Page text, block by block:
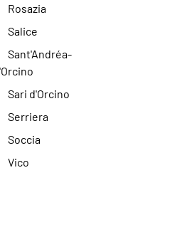
Rosazia
Salice
Sant'Andréa-
Sari d'Orcino
Serriera
Soccia
Vico